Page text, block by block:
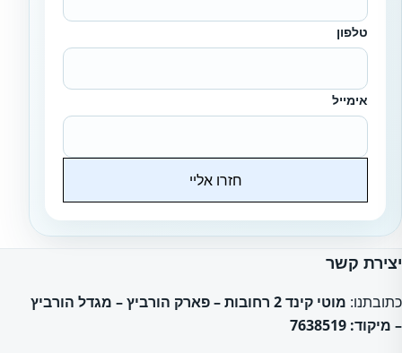
טלפון
אימייל
חזרו אליי
יצירת קשר
כתובתנו:
מוטי קינד 2 רחובות – פארק הורביץ – מגדל הורביץ
– מיקוד: 7638519